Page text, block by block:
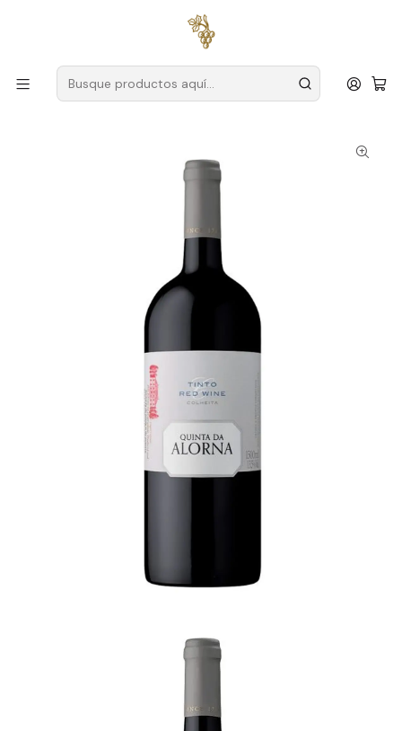
para pedidos superiores a
Productores Tajo
Granja Alorna
Quinta da Alorna Tinto Magnum Tejo Tinto 1.5L